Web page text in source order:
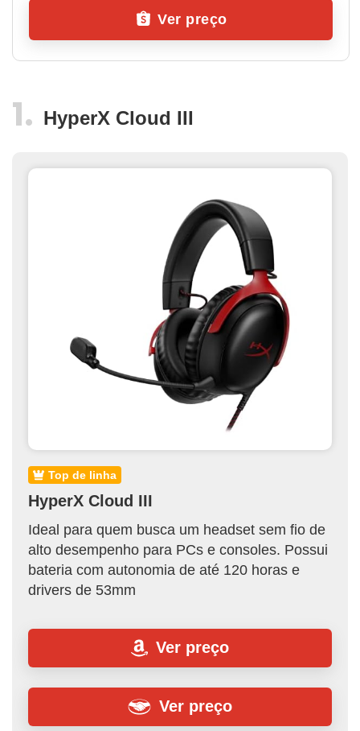
Ver preço
HyperX Cloud III
top de linha
HyperX Cloud III
Ideal para quem busca um headset sem fio de
alto desempenho para PCs e consoles. Possui
bateria com autonomia de até 120 horas e
drivers de 53mm
Ver preço
Ver preço